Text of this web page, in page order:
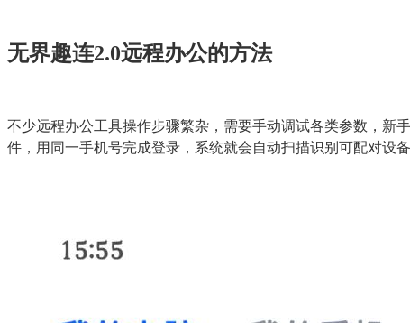
无界趣连2.0远程办公的方法
不少远程办公工具操作步骤繁杂，需要手动调试各类参数，新
件，用同一手机号完成登录，系统就会自动扫描识别可配对设